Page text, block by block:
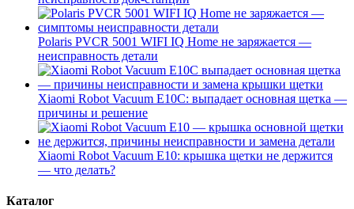
Polaris PVCR 5001 WIFI IQ Home не заряжается —
неисправность детали
Xiaomi Robot Vacuum E10C: выпадает основная щетка —
причины и решение
Xiaomi Robot Vacuum E10: крышка щетки не держится
— что делать?
Каталог